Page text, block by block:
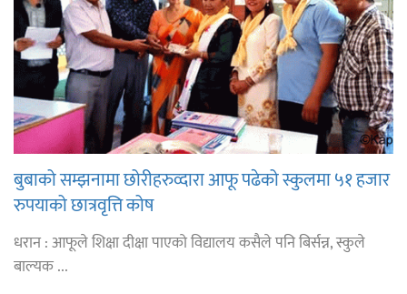
बुबाको सम्झनामा छोरीहरुव्दारा आफू पढेको स्कुलमा ५१ हजार
रुपयाको छात्रवृत्ति कोष
धरान : आफूले शिक्षा दीक्षा पाएको विद्यालय कसैले पनि बिर्सन्न, स्कुले
बाल्यक ...